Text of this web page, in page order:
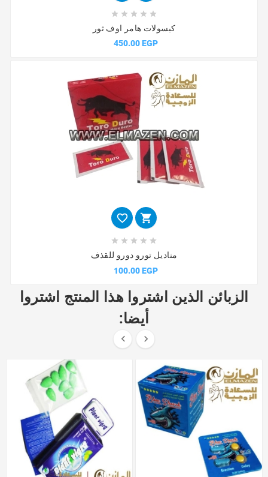
    
كبسولات هامر اوف ثور
450.00 EGP


    
مناديل تورو دورو للقذف
100.00 EGP
الزبائن الذين اشتروا هذا المنتج اشتروا
أيضا:
 